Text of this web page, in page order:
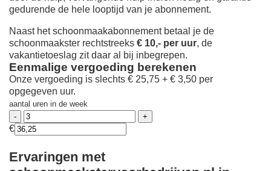
gedurende de hele looptijd van je abonnement.
Naast het schoonmaakabonnement betaal je de
schoonmaakster rechtstreeks € 10,- per uur, de
vakantietoeslag zit daar al bij inbegrepen.
Eenmalige vergoeding berekenen
Onze vergoeding is slechts € 25,75 + € 3,50 per
opgegeven uur.
aantal uren in de week
€
Ervaringen met